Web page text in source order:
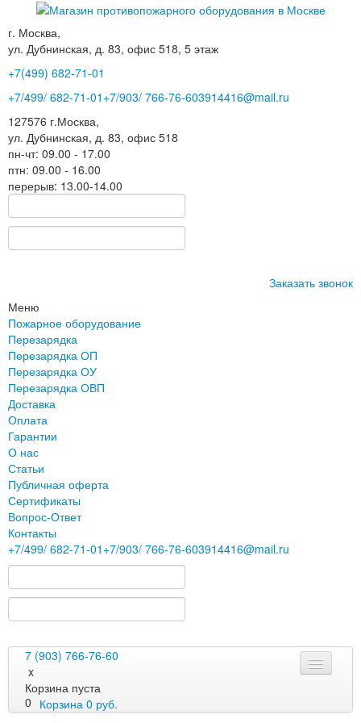
г. Москва,
ул. Дубнинская, д. 83, офис 518, 5 этаж
+7(499) 682-71-01
+7/499/ 682-71-01 +7/903/ 766-76-603914416@mail.ru
127576 г.Москва,
ул. Дубнинская, д. 83, офис 518
пн-чт: 09.00 - 17.00
птн: 09.00 - 16.00
перерыв: 13.00-14.00
Заказать звонок
Меню
Пожарное оборудование
Перезарядка
Перезарядка ОП
Перезарядка ОУ
Перезарядка ОВП
Доставка
Оплата
Гарантии
О нас
Статьи
Публичная оферта
Сертификаты
Вопрос-Ответ
Контакты
+7/499/ 682-71-01 +7/903/ 766-76-603914416@mail.ru
7 (903) 766-76-60
x
Корзина пуста
0 Корзина 0 руб.